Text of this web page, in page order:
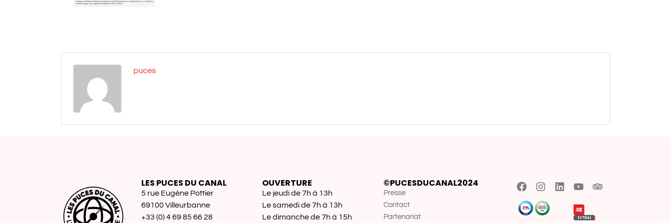
puces
LES PUCES DU CANAL
5 rue Eugène Pottier
69100 Villeurbanne
+33 (0) 4 69 85 66 28
OUVERTURE
Le jeudi de 7h à 13h
Le samedi de 7h à 13h
Le dimanche de 7h à 15h
©PUCESDUCANAL2024
Presse
Contact
Partenariat